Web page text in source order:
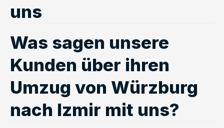
uns
Was sagen unsere
Kunden über ihren
Umzug von Würzburg
nach Izmir mit uns?